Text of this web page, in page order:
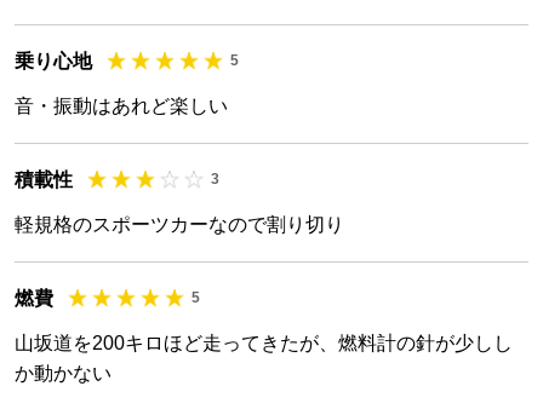
乗り心地 5
音・振動はあれど楽しい
積載性 3
軽規格のスポーツカーなので割り切り
燃費 5
山坂道を200キロほど走ってきたが、燃料計の針が少しし
か動かない